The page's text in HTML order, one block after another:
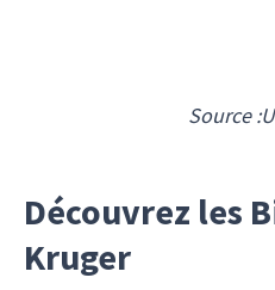
Source :
Découvrez les
Kruger